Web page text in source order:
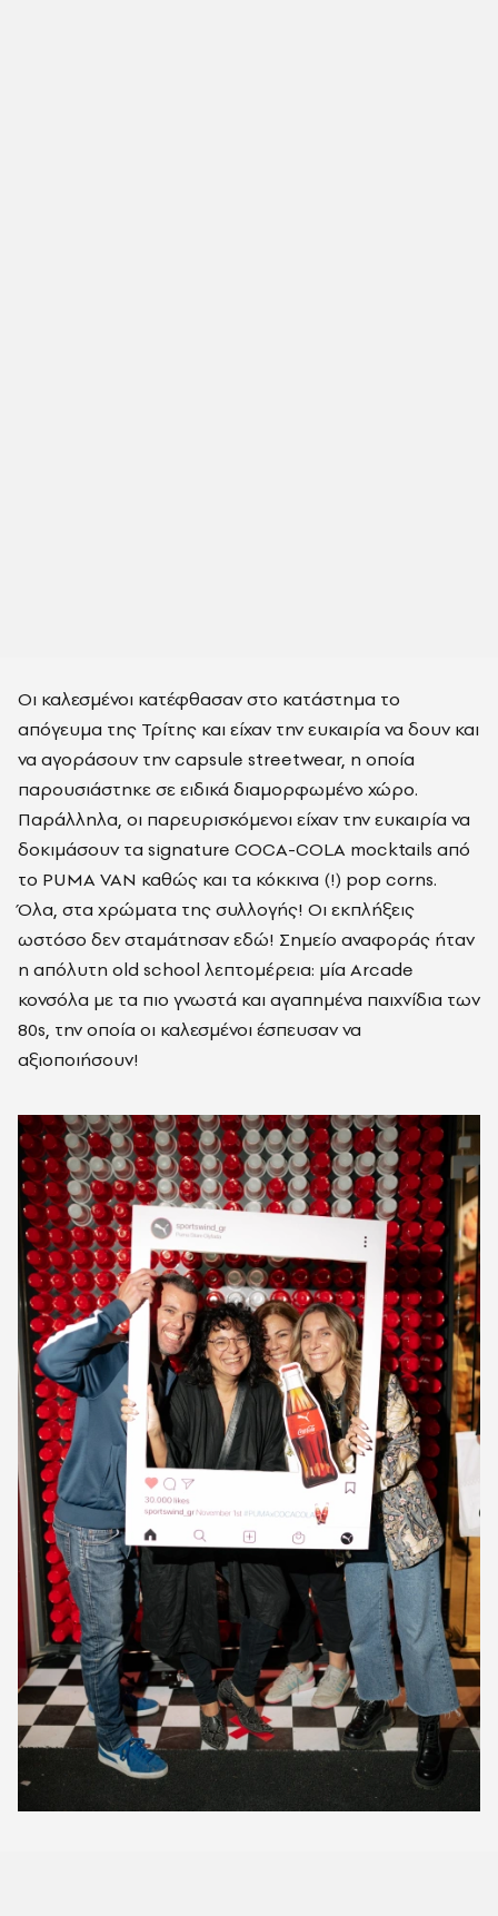
Οι καλεσμένοι κατέφθασαν στο κατάστημα το
απόγευμα της Τρίτης και είχαν την ευκαιρία να δουν και
να αγοράσουν την capsule streetwear, η οποία
παρουσιάστηκε σε ειδικά διαμορφωμένο χώρο.
Παράλληλα, οι παρευρισκόμενοι είχαν την ευκαιρία να
δοκιμάσουν τα signature COCA-COLA mocktails από
το PUMA VAN καθώς και τα κόκκινα (!) pop corns.
Όλα, στα χρώματα της συλλογής! Οι εκπλήξεις
ωστόσο δεν σταμάτησαν εδώ! Σημείο αναφοράς ήταν
η απόλυτη old school λεπτομέρεια: μία Arcade
κονσόλα με τα πιο γνωστά και αγαπημένα παιχνίδια των
80s, την οποία οι καλεσμένοι έσπευσαν να
αξιοποιήσουν!